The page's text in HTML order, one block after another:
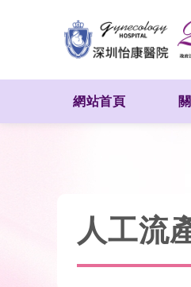
網站首頁
人工流